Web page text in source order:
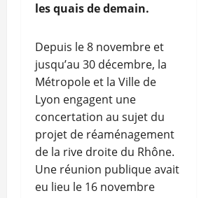
les quais de demain.
Depuis le 8 novembre et
jusqu’au 30 décembre, la
Métropole et la Ville de
Lyon engagent une
concertation au sujet du
projet de réaménagement
de la rive droite du Rhône.
Une réunion publique avait
eu lieu le 16 novembre